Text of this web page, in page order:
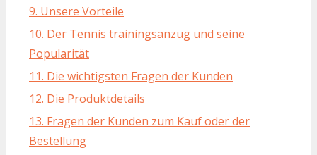
9. Unsere Vorteile
10. Der Tennis trainingsanzug und seine
Popularität
11. Die wichtigsten Fragen der Kunden
12. Die Produktdetails
13. Fragen der Kunden zum Kauf oder der
Bestellung